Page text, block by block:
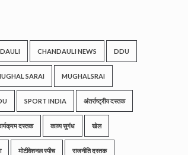
CHANDAULI NEWS DDU
SARAI MUGHALSRAI
SPORT INDIA अंतर्राष्ट्रीय दस्तक
दस्तक काव्य सुगंध खेल
मोटीवेशनल स्पीच राजनीति दस्तक